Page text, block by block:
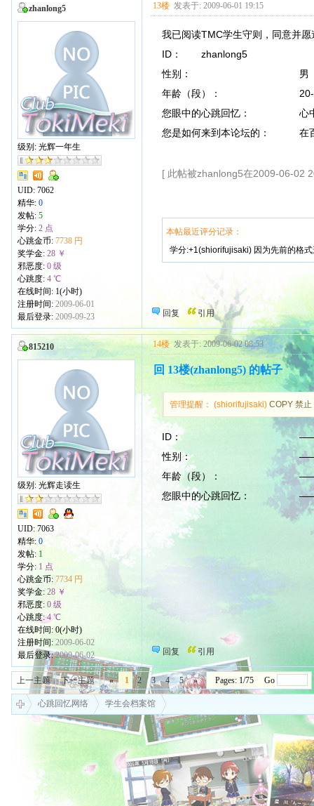
zhanlong5
级别: 光辉一年生
UID: 7062
精华: 0
发帖: 5
学分: 2 点
心跳金币: 7738 円
奖学金: 28 ￥
邪恶度: 0 级
心跳度: 4 ℃
在线时间: 1(小时)
注册时间: 2009-06-01
最后登录: 2009-09-23
13楼 发表于: 2009-06-01 19:15
我已阅读TMC学生守则，同意并愿
ID：
性别： 男
年龄（段）： 20-
您眼中的心跳回忆： 心中
您是如何来到本论坛的： 在
[ 此帖被zhanlong5在2009-06-02
本帖最近评分记录：
学分:+1(shiorifujisaki) 因为先前的格
回复 引用
815210
级别: 光辉走读生
UID: 7063
精华:0
发帖: 1
学分: 1 点
心跳金币: 7734 円
奖学金: 28 ￥
邪恶度: 0 级
心跳度:4 ℃
在线时间: 0(小时)
注册时间: 2009-06-02
最后登录:2009-06-02
14楼 发表于: 2009-06-02 08:53
回 13楼(zhanlong5) 的帖子
管理提醒： (shiorifujisaki) COPY 禁止
ID： ——论坛
性别： ——请填
年龄（段）： ——可以填
您眼中的心跳回忆： ——以
回复 引用
上一主题 下一主题 « 1 2 3 4 5 » Pages: 1/75 Go
心跳回忆网络 学生会档案馆